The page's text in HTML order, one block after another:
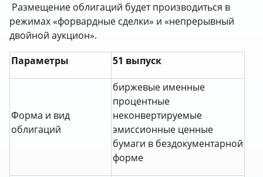
Размещение облигаций будет производиться в
режимах «форвардные сделки» и «непрерывный
двойной аукцион».
Параметры
51 выпуск
Форма и вид
облигаций
биржевые именные
процентные
неконвертируемые
эмиссионные ценные
бумаги в бездокументарной
форме